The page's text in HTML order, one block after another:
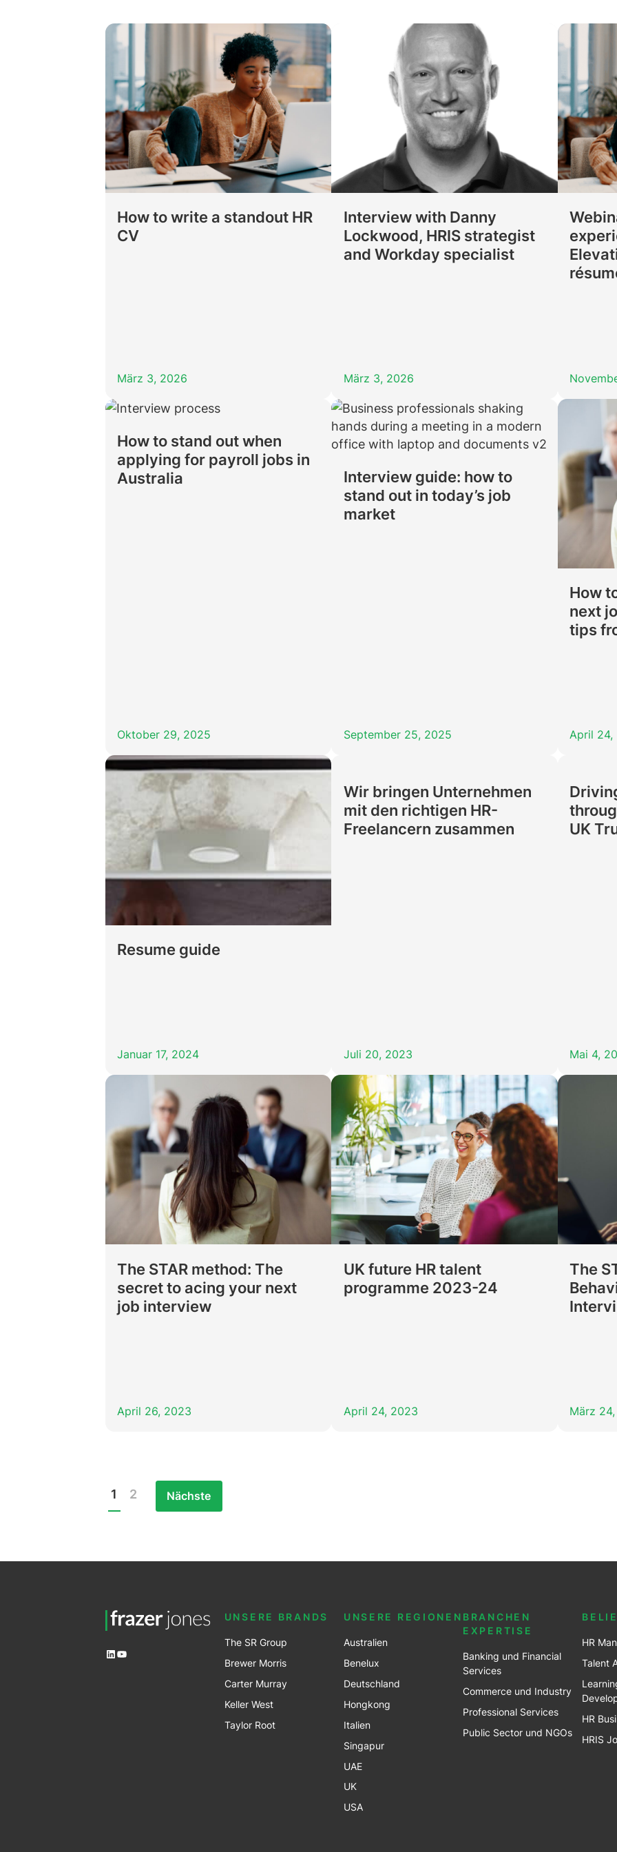
How to write a standout HR
CV
März 3, 2026
Interview with Danny
Lockwood, HRIS strategist
and Workday specialist
März 3, 2026
How to stand out when
applying for payroll jobs in
Australia
Oktober 29, 2025
Interview guide: how to
stand out in today’s job
market
September 25, 2025
How
next
tips
April 24,
Resume guide
Januar 17, 2024
Wir bringen Unternehmen
mit den richtigen HR-
Freelancern zusammen
Juli 20, 2023
UK
Mai 4,
The STAR method: The
secret to acing your next
job interview
April 26, 2023
UK future HR talent
programme 2023-24
April 24, 2023
The
März
Posts
pagination
1 2 Nächste
LinkedIn
YouTube
UNSERE BRANDS
The SR Group
Brewer Morris
Carter Murray
Keller West
Taylor Root
UNSERE REGIONEN
Australien
Benelux
Deutschland
Hongkong
Italien
Singapur
UAE
UK
USA
BRANCHEN
EXPERTISE
Banking und Financial
Services
Commerce und Industry
Professional Services
Public Sector und NGOs
HR
Talent
HR
HRIS